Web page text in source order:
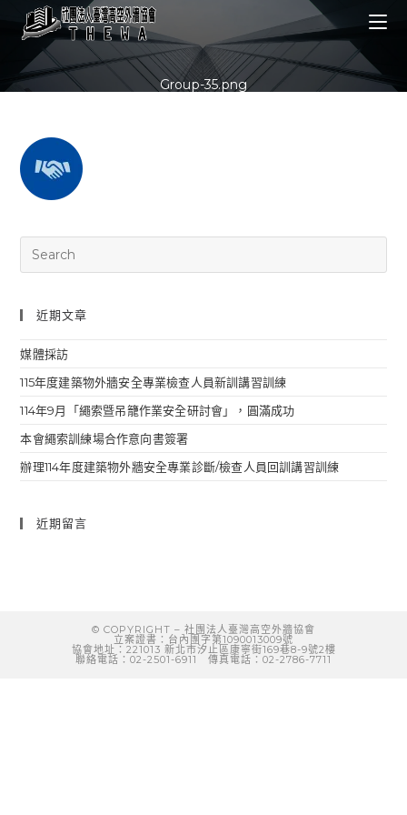
content
Group-35.png
近期文章
媒體採訪
115年度建築物外牆安全專業檢查人員新訓講習訓練
114年9月「繩索曁吊籠作業安全研討會」，圓滿成功
本會繩索訓練場合作意向書簽署
辦理114年度建築物外牆安全專業診斷/檢查人員回訓講習訓練
近期留言
© COPYRIGHT – 社團法人臺灣高空外牆協會
立案證書：台內團字第1090013009號
協會地址：221013 新北市汐止區康寧街169巷8-9號2樓
聯絡電話：02-2501-6911 傳真電話：02-2786-7711